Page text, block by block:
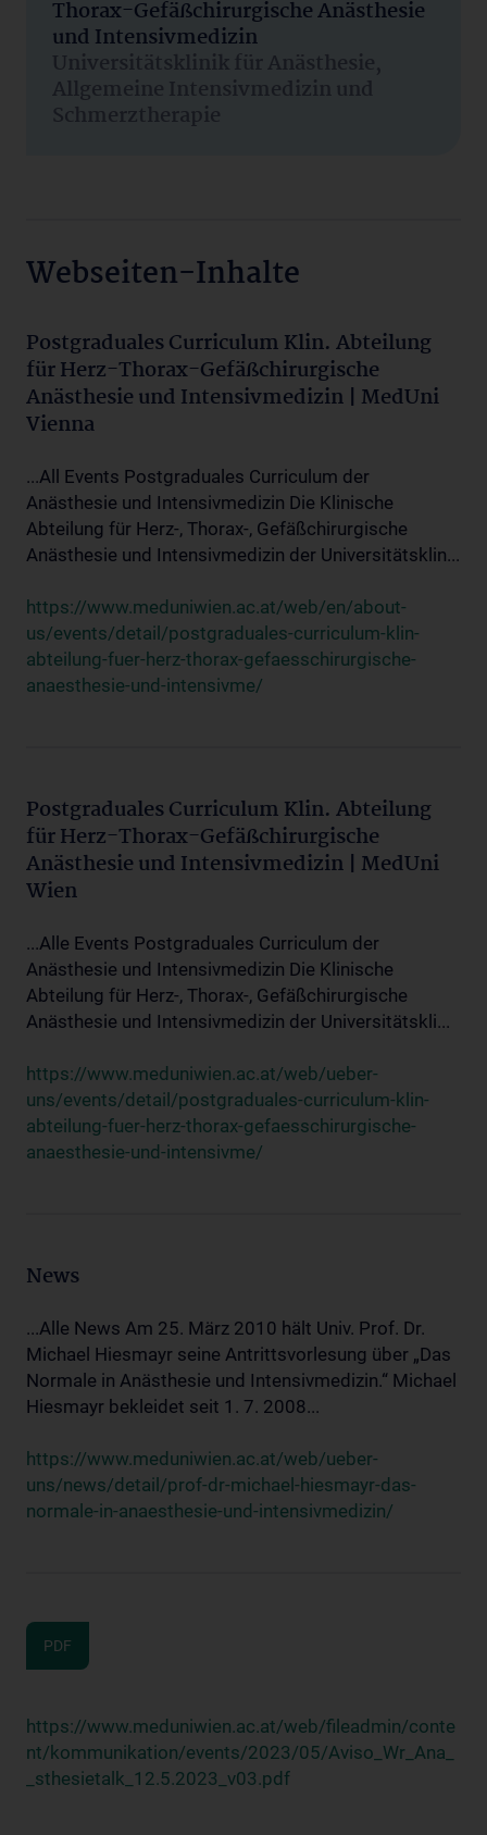
Thorax-Gefäßchirurgische Anästhesie
und Intensivmedizin
Universitätsklinik für Anästhesie,
Allgemeine Intensivmedizin und
Schmerztherapie
Webseiten-Inhalte
Postgraduales Curriculum Klin. Abteilung
für Herz-Thorax-Gefäßchirurgische
Anästhesie und Intensivmedizin | MedUni
Vienna
...All Events Postgraduales Curriculum der
Anästhesie und Intensivmedizin Die Klinische
Abteilung für Herz-, Thorax-, Gefäßchirurgische
Anästhesie und Intensivmedizin der Universitätsklin...
https://www.meduniwien.ac.at/web/en/about-
us/events/detail/postgraduales-curriculum-klin-
abteilung-fuer-herz-thorax-gefaesschirurgische-
anaesthesie-und-intensivme/
Postgraduales Curriculum Klin. Abteilung
für Herz-Thorax-Gefäßchirurgische
Anästhesie und Intensivmedizin | MedUni
Wien
...Alle Events Postgraduales Curriculum der
Anästhesie und Intensivmedizin Die Klinische
Abteilung für Herz-, Thorax-, Gefäßchirurgische
Anästhesie und Intensivmedizin der Universitätskli...
https://www.meduniwien.ac.at/web/ueber-
uns/events/detail/postgraduales-curriculum-klin-
abteilung-fuer-herz-thorax-gefaesschirurgische-
anaesthesie-und-intensivme/
News
...Alle News Am 25. März 2010 hält Univ. Prof. Dr.
Michael Hiesmayr seine Antrittsvorlesung über „Das
Normale in Anästhesie und Intensivmedizin.“ Michael
Hiesmayr bekleidet seit 1. 7. 2008...
https://www.meduniwien.ac.at/web/ueber-
uns/news/detail/prof-dr-michael-hiesmayr-das-
normale-in-anaesthesie-und-intensivmedizin/
PDF
https://www.meduniwien.ac.at/web/fileadmin/conte
nt/kommunikation/events/2023/05/Aviso_Wr_Ana_
_sthesietalk_12.5.2023_v03.pdf